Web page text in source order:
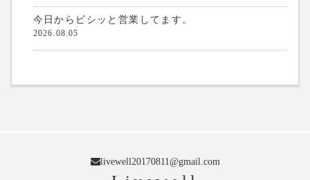
今日からビシッと営業してます。
2026.08.05
livewell20170811@gmail.com